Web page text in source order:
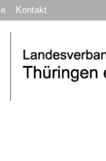
Kontakt